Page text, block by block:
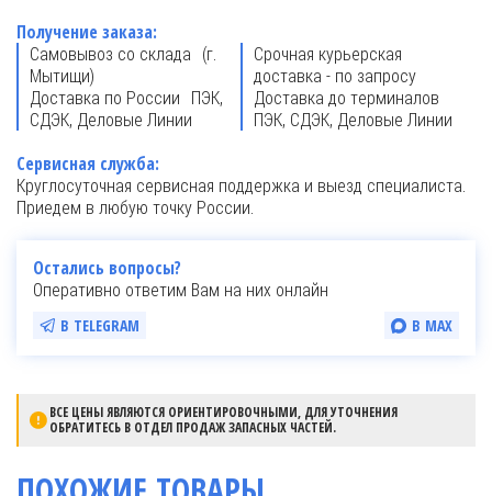
Получение заказа:
Самовывоз со склада (г.
Мытищи)
Срочная курьерская
доставка - по запросу
Доставка по России ПЭК,
СДЭК, Деловые Линии
Доставка до терминалов
ПЭК, СДЭК, Деловые Линии
Сервисная служба:
Круглосуточная сервисная поддержка и выезд специалиста.
Приедем в любую точку России.
Остались вопросы?
Оперативно ответим Вам на них онлайн
В TELEGRAM В MAX
ВСЕ ЦЕНЫ ЯВЛЯЮТСЯ ОРИЕНТИРОВОЧНЫМИ, ДЛЯ УТОЧНЕНИЯ
ОБРАТИТЕСЬ В ОТДЕЛ ПРОДАЖ ЗАПАСНЫХ ЧАСТЕЙ.